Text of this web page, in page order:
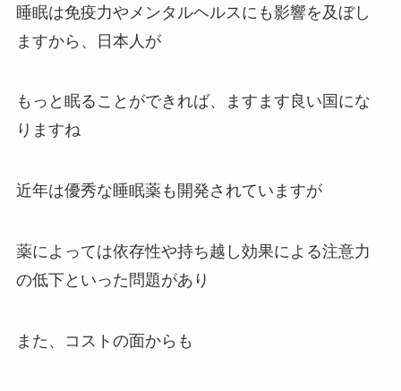
睡眠は免疫力やメンタルヘルスにも影響を及ぼし
ますから、日本人が
もっと眠ることができれば、ますます良い国にな
りますね
近年は優秀な睡眠薬も開発されていますが
薬によっては依存性や持ち越し効果による注意力
の低下といった問題があり
また、コストの面からも